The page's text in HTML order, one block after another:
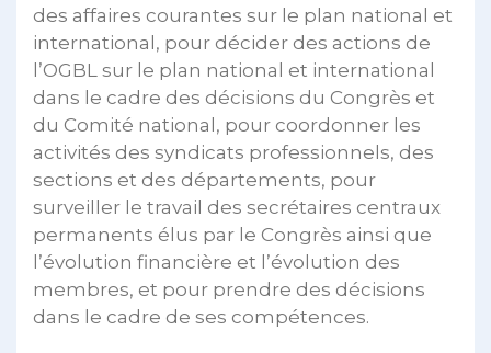
des affaires courantes sur le plan national et
international, pour décider des actions de
l’OGBL sur le plan national et international
dans le cadre des décisions du Congrès et
du Comité national, pour coordonner les
activités des syndicats professionnels, des
sections et des départements, pour
surveiller le travail des secrétaires centraux
permanents élus par le Congrès ainsi que
l’évolution financière et l’évolution des
membres, et pour prendre des décisions
dans le cadre de ses compétences.